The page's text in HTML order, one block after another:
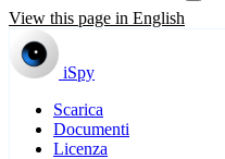
View this page in English
iSpy
Scarica
Documenti
Licenza